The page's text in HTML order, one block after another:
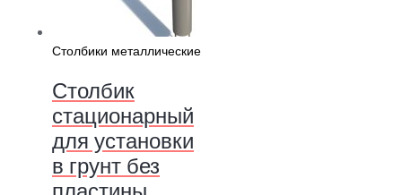
Столбики металлические
Столбик
стационарный
для установки
в грунт без